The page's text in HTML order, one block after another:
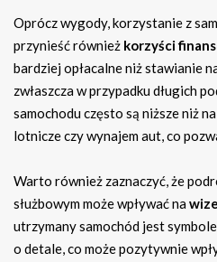
Oprócz wygody, korzystanie z
przynieść również korzyści
bardziej opłacalne niż stawianie
zwłaszcza w przypadku długich
samochodu często są niższe niż
lotnicze czy wynajem aut, co
Warto również zaznaczyć, że
służbowym może wpływać na
utrzymany samochód jest
o detale, co może pozytywnie